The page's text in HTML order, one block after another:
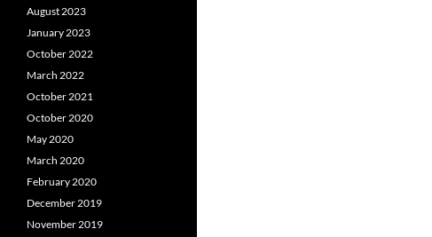
August 2023
January 2023
October 2022
March 2022
October 2021
October 2020
May 2020
March 2020
February 2020
December 2019
November 2019